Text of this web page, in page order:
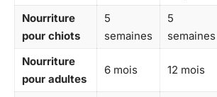
Nourriture
pour chiots
5
semaines
5
semaines
Nourriture
pour adultes
6 mois 12 mois